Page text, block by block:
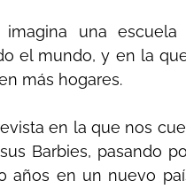
una
el mundo, y en la
más hogares.
en la que nos
Barbies, pasando
años en un nuevo